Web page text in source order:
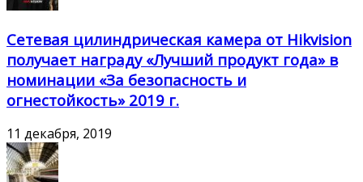
Сетевая цилиндрическая камера от Hikvision
получает награду «Лучший продукт года» в
номинации «За безопасность и
огнестойкость» 2019 г.
11 декабря, 2019